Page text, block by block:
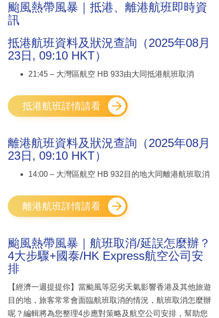
颱風熱帶風暴｜抵港、離港航班即時資
訊
抵港航班資料及狀況查詢（2025年08月
23日, 09:10 HKT）
21:45 – 大灣區航空 HB 933由大同抵港航班取消
抵港航班詳情請看
離港航班資料及狀況查詢（2025年08月
23日, 09:10 HKT）
14:00 – 大灣區航空 HB 932目的地大同離港航班取消
離港航班詳情請看
颱風熱帶風暴｜航班取消/延誤怎麼辦？
4大步驟+國泰/HK Express航空公司安
排
【經濟一週提提你】當颱風等惡劣天氣影響香港及其他旅遊
目的地，旅客常常會面臨航班取消的情況，航班取消怎麼辦
呢？編輯將為您整理4步應對策略及航空公司安排，幫助您